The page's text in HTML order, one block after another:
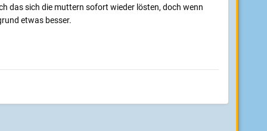
das sich die muttern sofort wieder lösten, doch wenn
etwas besser.